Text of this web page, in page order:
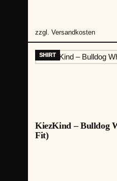
zzgl. Versandkosten
KiezKind – Bulldog
Fit)